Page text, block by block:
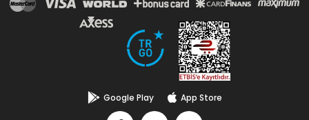
Google Play App Store